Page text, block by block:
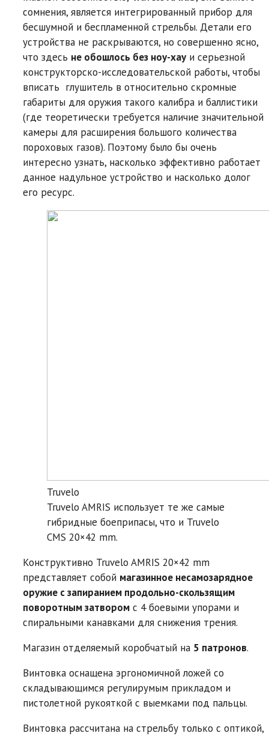
сомнения, является интегрированный прибор для
бесшумной и беспламенной стрельбы. Детали его
устройства не раскрываются, но совершенно ясно,
что здесь не обошлось без ноу-хау и серьезной
конструкторско-исследовательской работы, чтобы
вписать глушитель в относительно скромные
габариты для оружия такого калибра и баллистики
(где теоретически требуется наличие значительной
камеры для расширения большого количества
пороховых газов). Поэтому было бы очень
интересно узнать, насколько эффективно работает
данное надульное устройство и насколько долог
его ресурс.
Truvelo
Truvelo AMRIS использует те же самые
гибридные боеприпасы, что и Truvelo
CMS 20×42 mm.
Конструктивно Truvelo AMRIS 20×42 mm
представляет собой магазинное несамозарядное
оружие с запиранием продольно-скользящим
поворотным затвором с 4 боевыми упорами и
спиральными канавками для снижения трения.
Магазин отделяемый коробчатый на 5 патронов.
Винтовка оснащена эргономичной ложей со
складывающимся регулирумым прикладом и
пистолетной рукояткой с выемками под пальцы.
Винтовка рассчитана на стрельбу только с оптикой,